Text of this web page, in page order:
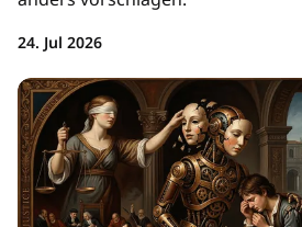
24. Jul 2026